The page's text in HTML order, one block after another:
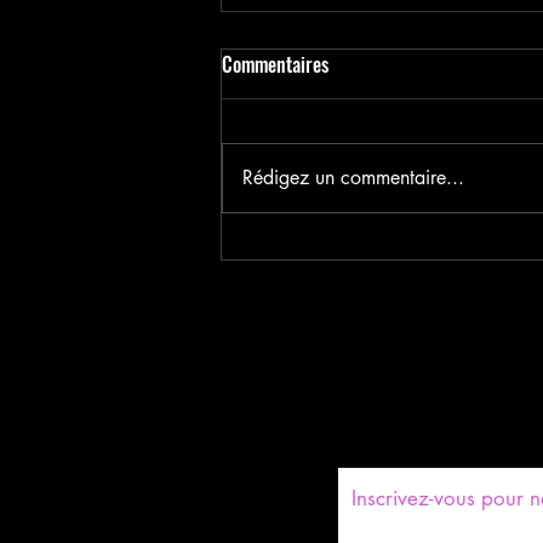
LES MARCHES EN PYRENEES
❤️😘💕👍😍😊😍🤣👌😁💕❤️❤️❤️
Le 15/06/2023 je vais faire un
marché à Canet-Plage en
18/06/2023 - Stand à Castelnou
Commentaires
Rédigez un commentaire...
​Inscrivez-vous pour